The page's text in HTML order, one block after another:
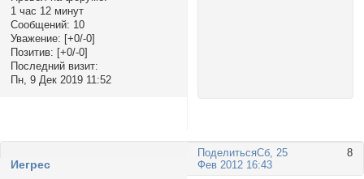
1 час 12 минут
Сообщений: 10
Уважение: [+0/-0]
Позитив: [+0/-0]
Последний визит:
Пн, 9 Дек 2019 11:52
Поделиться 8
Сб, 25
Фев 2012 16:43
Иегрес